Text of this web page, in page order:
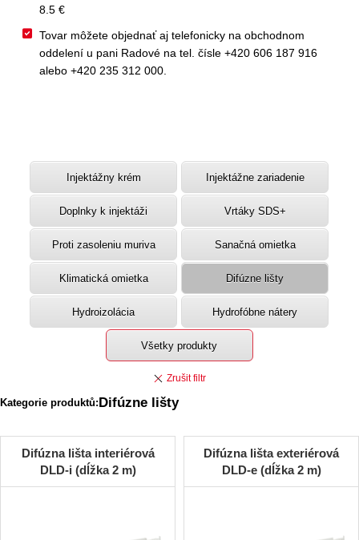
8.5 €
Tovar môžete objednať aj telefonicky na obchodnom
oddelení u pani Radové na tel. čísle +420 606 187 916
alebo +420 235 312 000.
Injektážny krém Injektážne zariadenie
Doplnky k injektáži Vrtáky SDS+
Proti zasoleniu muriva Sanačná omietka
Klimatická omietka Difúzne lišty
Hydroizolácia Hydrofóbne nátery
Všetky produkty
Kategorie produktů: Difúzne lišty
Difúzna lišta interiérová
DLD-i (dĺžka 2 m)
Difúzna lišta exteriérová
DLD-e (dĺžka 2 m)